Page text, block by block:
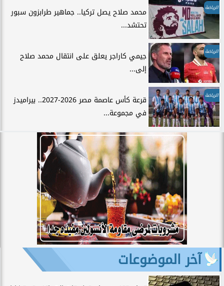
الرياضة
محمد صلاح يصل تركيا.. جماهير طرابزون سبور
تحتشد...
الرياضة
جيمي كاراجر يعلق على انتقال محمد صلاح
إلى...
الرياضة
قرعة كأس عاصمة مصر 2026-2027.. بيراميدز
في مجموعة...
آخر الموضوعات